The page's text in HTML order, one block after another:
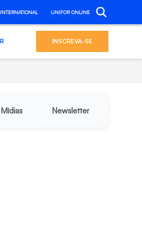
INTERNATIONAL UNIFOR ONLINE
INSCREVA-SE
Mídias Newsletter